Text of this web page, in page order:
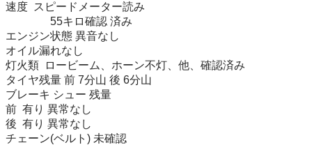
速度  スピードメーター読み
エンジン状態 異音なし
オイル漏れなし
灯火類  ロービーム、ホーン不灯、他、確認済み
タイヤ残量 前 7分山 後 6分山
ブレーキ シュー 残量
前  有り 異常なし
後  有り 異常なし
チェーン(ベルト) 未確認